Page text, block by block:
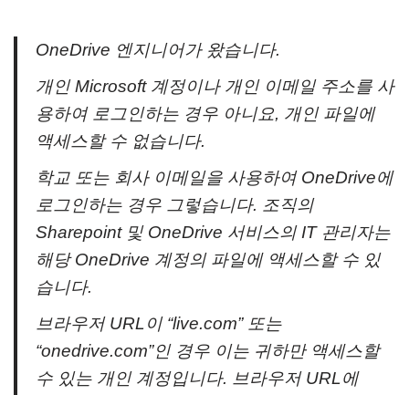
OneDrive 엔지니어가 왔습니다.
개인 Microsoft 계정이나 개인 이메일 주소를 사
용하여 로그인하는 경우 아니요, 개인 파일에
액세스할 수 없습니다.
학교 또는 회사 이메일을 사용하여 OneDrive에
로그인하는 경우 그렇습니다. 조직의
Sharepoint 및 OneDrive 서비스의 IT 관리자는
해당 OneDrive 계정의 파일에 액세스할 수 있
습니다.
브라우저 URL이 “live.com” 또는
“onedrive.com”인 경우 이는 귀하만 액세스할
수 있는 개인 계정입니다. 브라우저 URL에